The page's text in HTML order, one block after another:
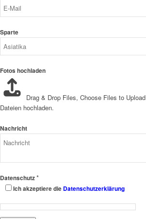
Sparte
Fotos hochladen
Drag & Drop Files, Choose Files to Upload
Dateien hochladen.
Nachricht
Datenschutz*
Ich akzeptiere die Datenschutzerklärung